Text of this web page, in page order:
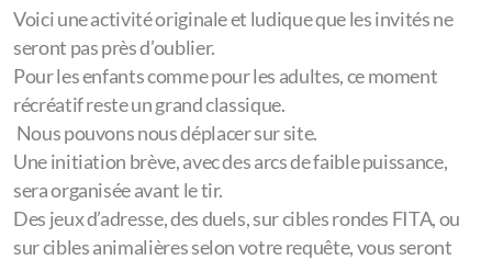
Voici une activité originale et ludique que les invités ne
seront pas près d’oublier.
Pour les enfants comme pour les adultes, ce moment
récréatif reste un grand classique.
Nous pouvons nous déplacer sur site.
Une initiation brève, avec des arcs de faible puissance,
sera organisée avant le tir.
Des jeux d’adresse, des duels, sur cibles rondes FITA, ou
sur cibles animalières selon votre requête, vous seront